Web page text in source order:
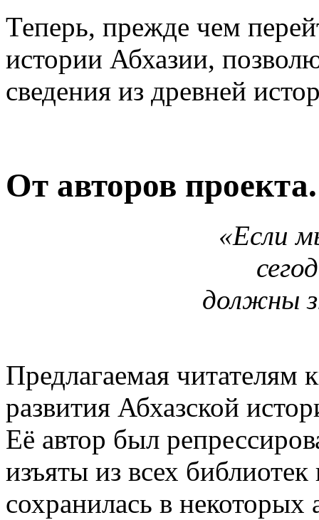
Теперь, прежде чем
истории Абхазии,
сведения из древней
От авторов проекта.
«Если
должны
Предлагаемая
развития Абхазской
Её автор был
изъяты из всех
сохранилась в